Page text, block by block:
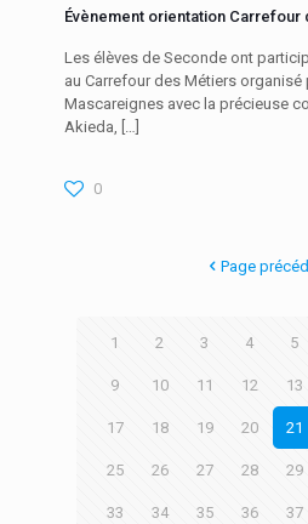
Évènement orientation Carrefour
Les élèves de Seconde ont
au Carrefour des Métiers organisé
Mascareignes avec la précieuse
Akieda, […]
0
Page
1 2 3 4 5
9 10 11 12 13
17 18 19 20 21
25 26 27 28 29
33 34 35 36 37